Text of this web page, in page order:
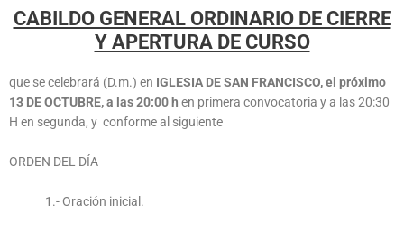
CABILDO GENERAL ORDINARIO DE CIERRE
Y APERTURA DE CURSO
que se celebrará (D.m.) en IGLESIA DE SAN FRANCISCO, el próximo
13 DE OCTUBRE, a las 20:00 h en primera convocatoria y a las 20:30
H en segunda, y conforme al siguiente
ORDEN DEL DÍA
1.- Oración inicial.